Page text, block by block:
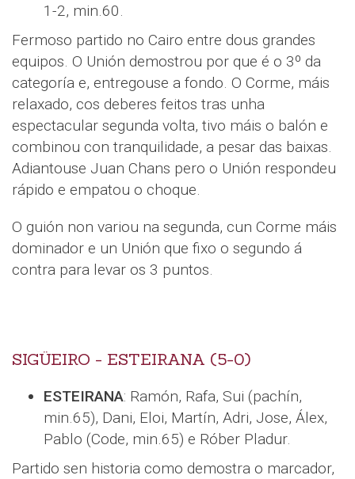
1-2, min.60.
Fermoso partido no Cairo entre dous grandes
equipos. O Unión demostrou por que é o 3º da
categoría e, entregouse a fondo. O Corme, máis
relaxado, cos deberes feitos tras unha
espectacular segunda volta, tivo máis o balón e
combinou con tranquilidade, a pesar das baixas.
Adiantouse Juan Chans pero o Unión respondeu
rápido e empatou o choque.
O guión non variou na segunda, cun Corme máis
dominador e un Unión que fixo o segundo á
contra para levar os 3 puntos.
SIGÜEIRO - ESTEIRANA (5-0)
ESTEIRANA: Ramón, Rafa, Sui (pachín,
min.65), Dani, Eloi, Martín, Adri, Jose, Álex,
Pablo (Code, min.65) e Róber Pladur.
Partido sen historia como demostra o marcador,